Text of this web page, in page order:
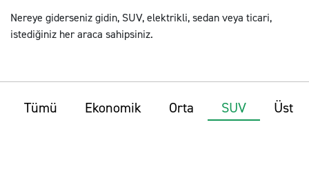
Nereye giderseniz gidin, SUV, elektrikli, sedan veya ticari,
istediğiniz her araca sahipsiniz.
Tümü Ekonomik Orta SUV Üst